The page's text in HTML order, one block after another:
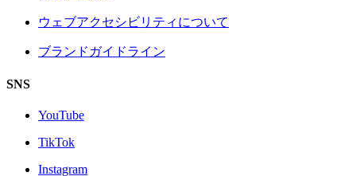
ウェブアクセシビリティについて
ブランドガイドライン
SNS
YouTube
TikTok
Instagram